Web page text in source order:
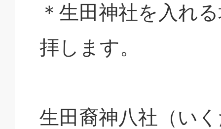
＊生田神社を入れ
拝します。
生田裔神八社（い